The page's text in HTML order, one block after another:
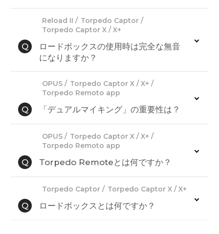
Reload II
Torpedo Captor
Torpedo Captor X / X+
Q
ロードボックスの使用時は完全な無音
になりますか？
OPUS
Torpedo Captor X / X+
Torpedo Remoto app
Q 「デュアルマイキング」の重要性は？
OPUS
Torpedo Captor X / X+
Torpedo Remoto app
Q Torpedo Remoteとは何ですか？
Torpedo Captor Torpedo Captor X / X+
Q ロードボックスとは何ですか？